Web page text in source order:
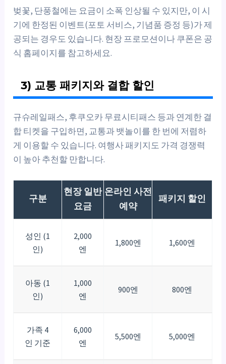
벚꽃, 단풍철에는 요금이 소폭 인상될 수 있지만, 이 시
기에 한정된 이벤트(포토 서비스, 기념품 증정 등)가 제
공되는 경우도 있습니다. 현장 프로모션이나 쿠폰은 공
식 홈페이지를 참고하세요.
3) 교통 패키지와 결합 할인
규슈레일패스, 후쿠오카 무료시티패스 등과 연계한 결
합 티켓을 구입하면, 교통과 뱃놀이를 한 번에 저렴하
게 이용할 수 있습니다. 여행사 패키지도 가격 경쟁력
이 높아 추천할 만합니다.
구분
현장 일반
요금
온라인 사전
예약
패키지 할인
성인 (1
인)
2,000
엔
1,800엔 1,600엔
아동 (1
인)
1,000
엔
900엔 800엔
가족 4
인 기준
6,000
엔
5,500엔 5,000엔